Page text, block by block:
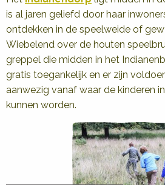
is al jaren geliefd door haar
ontdekken in de speelweide of
Wiebelend over de houten
greppel die midden in het
gratis toegankelijk en er zijn
aanwezig vanaf waar de kinderen
kunnen worden.